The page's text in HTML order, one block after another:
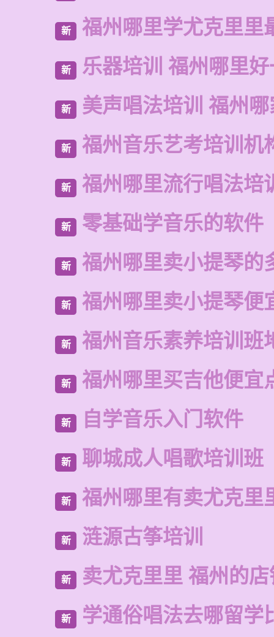
新 福州哪里学尤克里里
新 乐器培训 福州哪里
新 美声唱法培训 福州
新 福州音乐艺考培训机
新 福州哪里流行唱法培
新 零基础学音乐的软件
新 福州哪里卖小提琴的
新 福州哪里卖小提琴便
新 福州音乐素养培训班
新 福州哪里买吉他便宜
新 自学音乐入门软件
新 聊城成人唱歌培训班
新 福州哪里有卖尤克里
新 涟源古筝培训
新 卖尤克里里 福州的
新 学通俗唱法去哪留学